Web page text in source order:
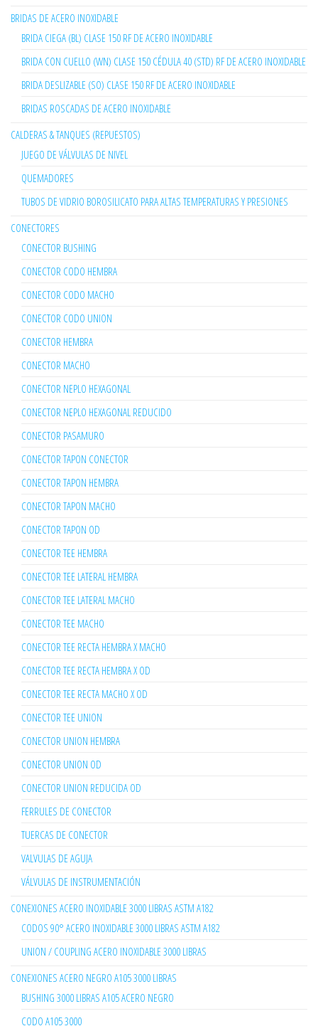
BRIDAS DE ACERO INOXIDABLE
BRIDA CIEGA (BL) CLASE 150 RF DE ACERO INOXIDABLE
BRIDA CON CUELLO (WN) CLASE 150 CÉDULA 40 (STD) RF DE ACERO INOXIDABLE
BRIDA DESLIZABLE (SO) CLASE 150 RF DE ACERO INOXIDABLE
BRIDAS ROSCADAS DE ACERO INOXIDABLE
CALDERAS & TANQUES (REPUESTOS)
JUEGO DE VÁLVULAS DE NIVEL
QUEMADORES
TUBOS DE VIDRIO BOROSILICATO PARA ALTAS TEMPERATURAS Y PRESIONES
CONECTORES
CONECTOR BUSHING
CONECTOR CODO HEMBRA
CONECTOR CODO MACHO
CONECTOR CODO UNION
CONECTOR HEMBRA
CONECTOR MACHO
CONECTOR NEPLO HEXAGONAL
CONECTOR NEPLO HEXAGONAL REDUCIDO
CONECTOR PASAMURO
CONECTOR TAPON CONECTOR
CONECTOR TAPON HEMBRA
CONECTOR TAPON MACHO
CONECTOR TAPON OD
CONECTOR TEE HEMBRA
CONECTOR TEE LATERAL HEMBRA
CONECTOR TEE LATERAL MACHO
CONECTOR TEE MACHO
CONECTOR TEE RECTA HEMBRA X MACHO
CONECTOR TEE RECTA HEMBRA X OD
CONECTOR TEE RECTA MACHO X OD
CONECTOR TEE UNION
CONECTOR UNION HEMBRA
CONECTOR UNION OD
CONECTOR UNION REDUCIDA OD
FERRULES DE CONECTOR
TUERCAS DE CONECTOR
VALVULAS DE AGUJA
VÁLVULAS DE INSTRUMENTACIÓN
CONEXIONES ACERO INOXIDABLE 3000 LIBRAS ASTM A182
CODOS 90° ACERO INOXIDABLE 3000 LIBRAS ASTM A182
UNION / COUPLING ACERO INOXIDABLE 3000 LIBRAS
CONEXIONES ACERO NEGRO A105 3000 LIBRAS
BUSHING 3000 LIBRAS A105 ACERO NEGRO
CODO A105 3000